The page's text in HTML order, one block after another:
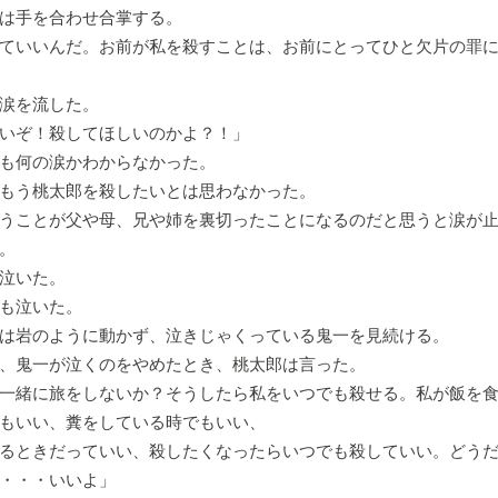
手を合わせ合掌する。
いいんだ。お前が私を殺すことは、お前にとってひと欠片の罪
を流した。
ぞ！殺してほしいのかよ？！」
何の涙かわからなかった。
う桃太郎を殺したいとは思わなかった。
ことが父や母、兄や姉を裏切ったことになるのだと思うと涙が
いた。
泣いた。
岩のように動かず、泣きじゃくっている鬼一を見続ける。
鬼一が泣くのをやめたとき、桃太郎は言った。
緒に旅をしないか？そうしたら私をいつでも殺せる。私が飯を
いい、糞をしている時でもいい、
ときだっていい、殺したくなったらいつでも殺していい。どう
・・いいよ」